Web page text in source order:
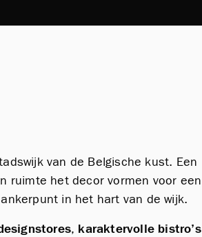
van de Belgische kust. Een
ruimte het decor vormen voor een
in het hart van de wijk.
, karaktervolle bistro’s